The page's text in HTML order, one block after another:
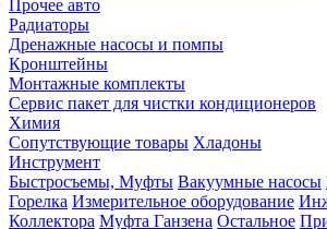
Прочее авто
Радиаторы
Дренажные насосы и помпы
Кронштейны
Монтажные комплекты
Сервис пакет для чистки кондиционеров
Химия
Сопутствующие товары Хладоны
Инструмент
Быстросъемы, Муфты Вакуумные насосы
Горелка Измерительное оборудование
Коллектора Муфта Ганзена Остальное